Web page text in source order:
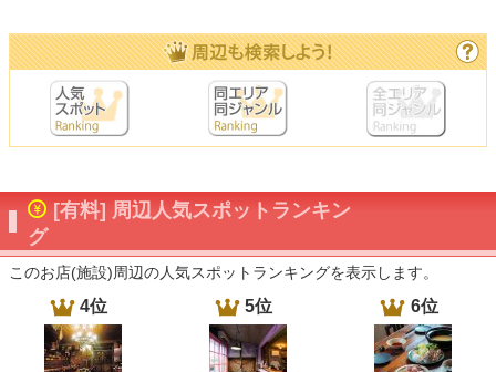
[有料] 周辺人気スポットランキン
グ
このお店(施設)周辺の人気スポットランキングを表示します。
4位 5位 6位